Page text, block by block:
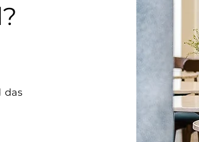
das